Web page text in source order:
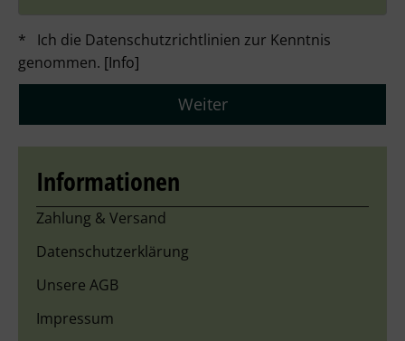
* Ich die Datenschutzrichtlinien zur Kenntnis
genommen. [Info]
Weiter
Informationen
Zahlung & Versand
Datenschutzerklärung
Unsere AGB
Impressum